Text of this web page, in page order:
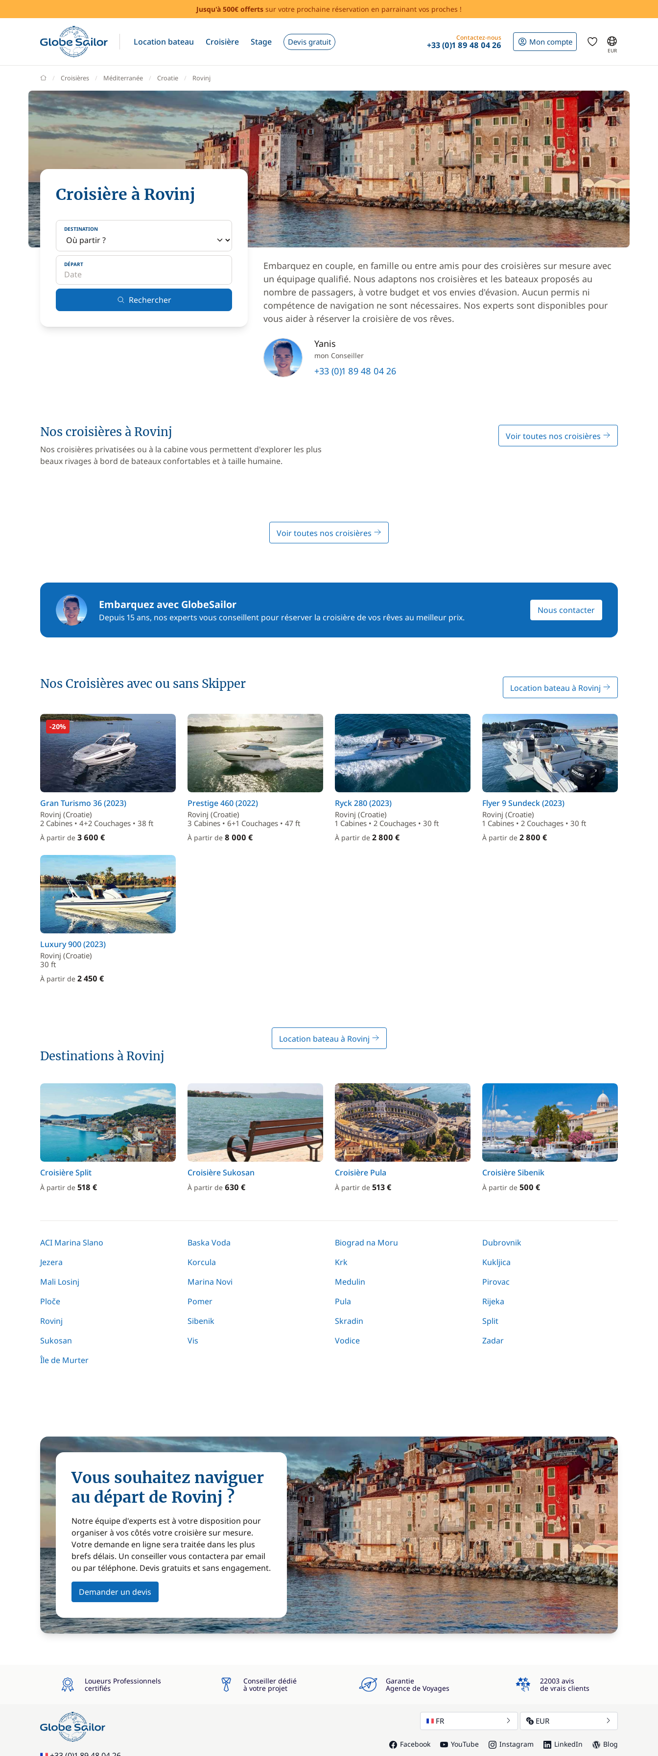
Jusqu'à 500€ offerts sur votre prochaine réservation en parrainant vos proches !
Location bateau Croisière Stage Devis gratuit Contactez-nous
+33 (0)1 89 48 04 26 Mon compte
EUR
GlobeSailor
Croisières Méditerranée Croatie Rovinj
Croisière à Rovinj
DESTINATION
DÉPART
Rechercher
Embarquez en couple, en famille ou entre amis pour des croisières sur mesure avec
un équipage qualifié. Nous adaptons nos croisières et les bateaux proposés au
nombre de passagers, à votre budget et vos envies d'évasion. Aucun permis ni
compétence de navigation ne sont nécessaires. Nos experts sont disponibles pour
vous aider à réserver la croisière de vos rêves.
Yanis
mon Conseiller
+33 (0)1 89 48 04 26
Nos croisières à Rovinj
Nos croisières privatisées ou à la cabine vous permettent d'explorer les plus
beaux rivages à bord de bateaux confortables et à taille humaine.
Voir toutes nos croisières
Voir toutes nos croisières
Embarquez avec GlobeSailor
Depuis 15 ans, nos experts vous conseillent pour réserver la croisière de vos rêves au meilleur prix.
Nous contacter
Nos Croisières avec ou sans Skipper Location bateau à Rovinj
-20%
Gran Turismo 36 (2023)
Rovinj (Croatie)
2 Cabines • 4+2 Couchages • 38 ft
À partir de 3 600 €
Prestige 460 (2022)
Rovinj (Croatie)
3 Cabines • 6+1 Couchages • 47 ft
À partir de 8 000 €
Ryck 280 (2023)
Rovinj (Croatie)
1 Cabines • 2 Couchages • 30 ft
À partir de 2 800 €
Flyer 9 Sundeck (2023)
Rovinj (Croatie)
1 Cabines • 2 Couchages • 30 ft
À partir de 2 800 €
Luxury 900 (2023)
Rovinj (Croatie)
30 ft
À partir de 2 450 €
Location bateau à Rovinj
Destinations à Rovinj
Croisière Split
À partir de 518 €
Croisière Sukosan
À partir de 630 €
Croisière Pula
À partir de 513 €
Croisière Sibenik
À partir de 500 €
ACI Marina Slano Baska Voda Biograd na Moru
Dubrovnik
Jezera
Korcula Krk
Kukljica
Mali Losinj
Marina Novi Medulin
Pirovac
Ploče
Pomer Pula
Rijeka
Rovinj
Sibenik Skradin
Split
Sukosan
Vis Vodice
Zadar
Île de Murter
Vous souhaitez naviguer
au départ de Rovinj ?
Notre équipe d'experts est à votre disposition pour
organiser à vos côtés votre croisière sur mesure.
Votre demande en ligne sera traitée dans les plus
brefs délais. Un conseiller vous contactera par email
ou par téléphone. Devis gratuits et sans engagement.
Demander un devis
Loueurs Professionnels
certifiés
Conseiller dédié
à votre projet
Garantie
Agence de Voyages
4.3
22003 avis
de vrais clients
FR EUR
Facebook YouTube Instagram LinkedIn Blog